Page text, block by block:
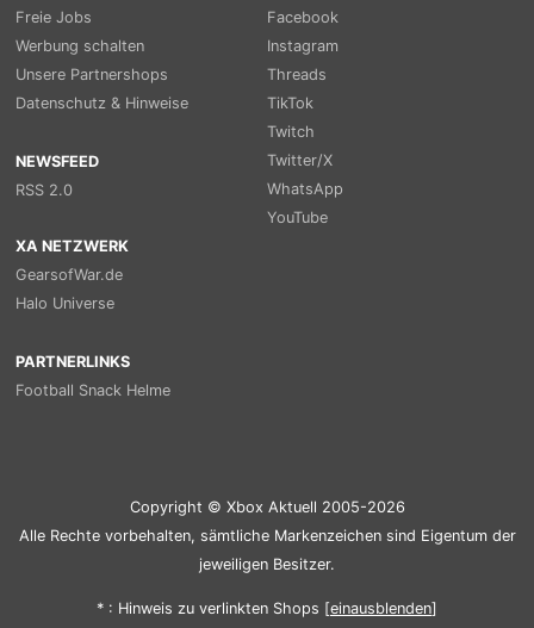
Freie Jobs
Werbung schalten
Unsere Partnershops
Datenschutz & Hinweise
NEWSFEED
RSS 2.0
Facebook
Instagram
Threads
TikTok
Twitch
Twitter/X
WhatsApp
YouTube
XA NETZWERK
GearsofWar.de
Halo Universe
PARTNERLINKS
Football Snack Helme
Copyright © Xbox Aktuell 2005-2026
Alle Rechte vorbehalten, sämtliche Markenzeichen sind Eigentum der
jeweiligen Besitzer.
* : Hinweis zu verlinkten Shops [einausblenden]